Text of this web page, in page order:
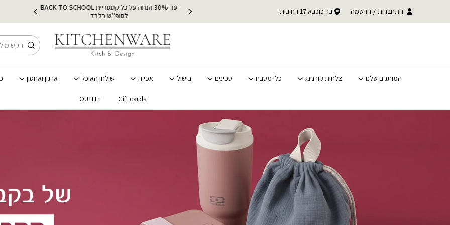
משלוחים מהירים לכל הארץ
עד 30% הנחה על כל קטגוריית BACK TO SCHOOL
לסופ"ש בלבד
התחברות / הרשמה בר כוכבא 17 רחובות
חיפוש
המותגים שלנו צלחות קורנינג כלי מטבח סכינים בישול אפייה שולחן האוכל ארגון ואחסון
Gift cards
OUTLET